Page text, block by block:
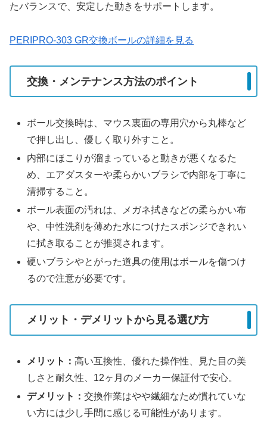
たバランスで、安定した動きをサポートします。
PERIPRO-303 GR交換ボールの詳細を見る
交換・メンテナンス方法のポイント
ボール交換時は、マウス裏面の専用穴から丸棒など
で押し出し、優しく取り外すこと。
内部にほこりが溜まっていると動きが悪くなるた
め、エアダスターや柔らかいブラシで内部を丁寧に
清掃すること。
ボール表面の汚れは、メガネ拭きなどの柔らかい布
や、中性洗剤を薄めた水につけたスポンジできれい
に拭き取ることが推奨されます。
硬いブラシやとがった道具の使用はボールを傷つけ
るので注意が必要です。
メリット・デメリットから見る選び方
メリット：高い互換性、優れた操作性、見た目の美
しさと耐久性、12ヶ月のメーカー保証付で安心。
デメリット：交換作業はやや繊細なため慣れていな
い方には少し手間に感じる可能性があります。